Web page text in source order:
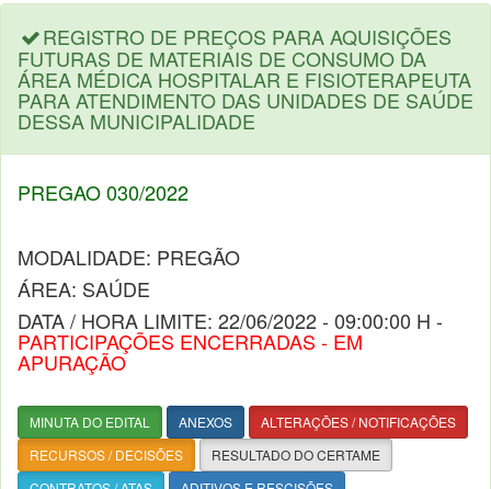
REGISTRO DE PREÇOS PARA AQUISIÇÕES
FUTURAS DE MATERIAIS DE CONSUMO DA
ÁREA MÉDICA HOSPITALAR E FISIOTERAPEUTA
PARA ATENDIMENTO DAS UNIDADES DE SAÚDE
DESSA MUNICIPALIDADE
PREGAO 030/2022
MODALIDADE: PREGÃO
ÁREA: SAÚDE
DATA / HORA LIMITE: 22/06/2022 - 09:00:00 H -
PARTICIPAÇÕES ENCERRADAS - EM
APURAÇÃO
MINUTA DO EDITAL ANEXOS
ALTERAÇÕES / NOTIFICAÇÕES
RECURSOS / DECISÕES
RESULTADO DO CERTAME